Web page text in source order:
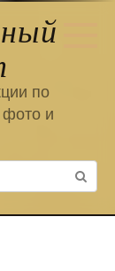
по
фото и